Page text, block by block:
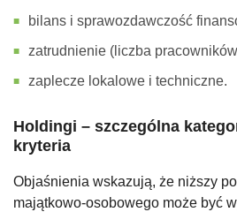
bilans i sprawozdawczość
zatrudnienie (liczba
zaplecze lokalowe i techniczne.
Holdingi – szczególna
kryteria
Objaśnienia wskazują, że niższy
majątkowo-osobowego może być